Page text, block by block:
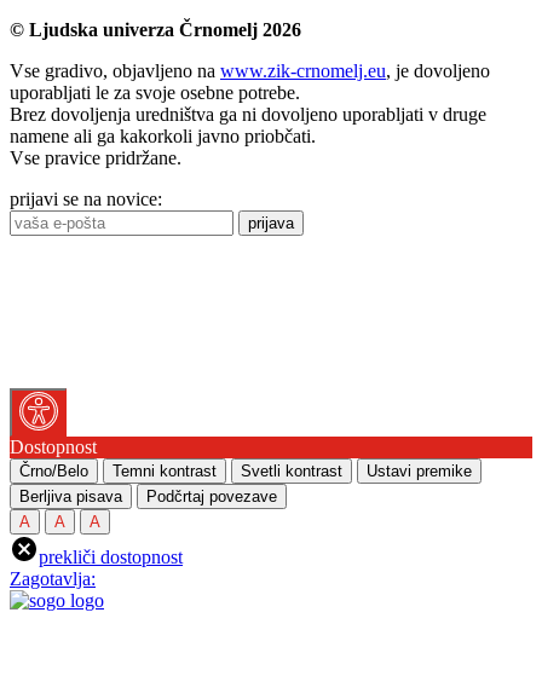
© Ljudska univerza Črnomelj 2026
Vse gradivo, objavljeno na www.zik-crnomelj.eu, je dovoljeno
uporabljati le za svoje osebne potrebe.
Brez dovoljenja uredništva ga ni dovoljeno uporabljati v druge
namene ali ga kakorkoli javno priobčati.
Vse pravice pridržane.
prijavi se na novice:
prijava
Dostopnost
Črno/Belo Temni kontrast Svetli kontrast
Ustavi premike
Berljiva pisava
Podčrtaj povezave
A
A A
prekliči dostopnost
Zagotavlja: